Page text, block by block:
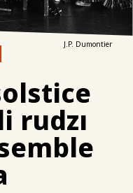
J.P. Dumontier
rudzı